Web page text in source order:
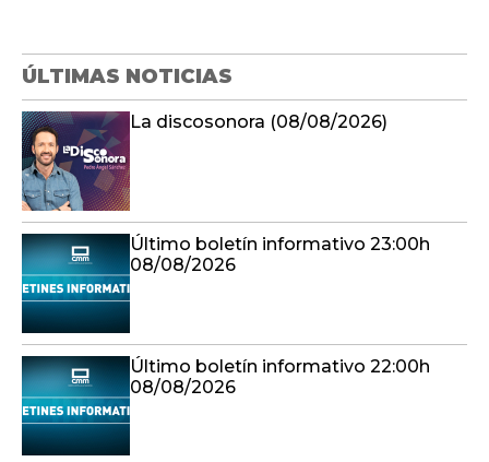
ÚLTIMAS NOTICIAS
La discosonora (08/08/2026)
Último boletín informativo 23:00h
08/08/2026
Último boletín informativo 22:00h
08/08/2026